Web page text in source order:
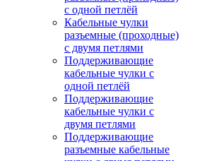
с одной петлёй
Кабельные чулки
разъемные (проходные)
с двумя петлями
Поддерживающие
кабельные чулки с
одной петлёй
Поддерживающие
кабельные чулки с
двумя петлями
Поддерживающие
разъемные кабельные